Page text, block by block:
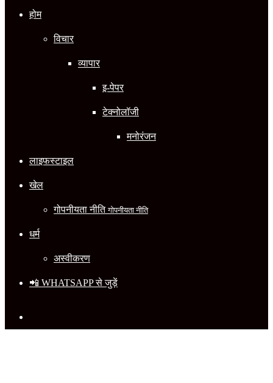
होम
विचार
व्यापार
इ-पेपर
टेक्नोलॉजी
मनोरंजन
लाइफस्टाइल
खेल
गोपनीयता नीतिगोपनीयता नीति
धर्म
अस्वीकरण
📲 WHATSAPP से जुड़ें